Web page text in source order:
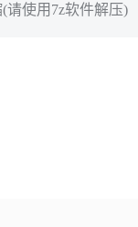
请使用7z软件解压)